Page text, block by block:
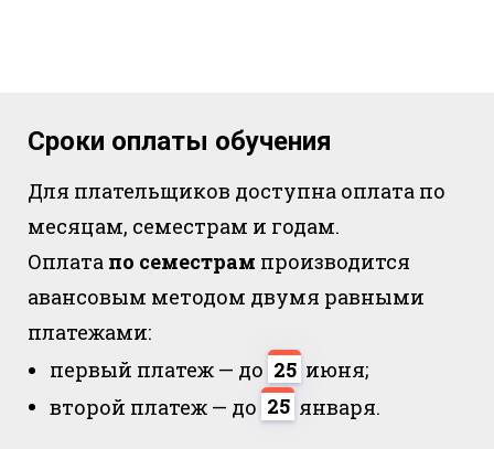
Сроки оплаты обучения
Для плательщиков доступна оплата по
месяцам, семестрам и годам.
Оплата по семестрам производится
авансовым методом двумя равными
платежами:
первый платеж — до 25 июня;
второй платеж — до 25 января.